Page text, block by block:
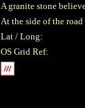
A granite stone
At the side of the road
Lat / Long:
OS Grid Ref: